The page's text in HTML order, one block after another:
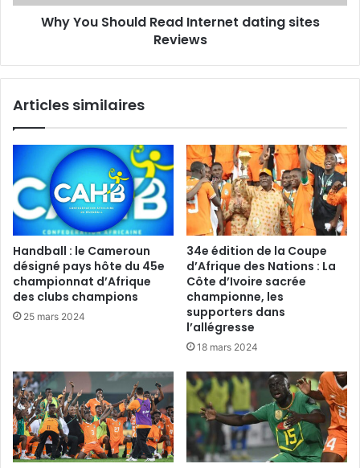
Why You Should Read Internet dating sites
Reviews
Articles similaires
Handball : le Cameroun
désigné pays hôte du 45e
championnat d’Afrique
des clubs champions
25 mars 2024
34e édition de la Coupe
d’Afrique des Nations : La
Côte d’Ivoire sacrée
championne, les
supporters dans
l’allégresse
18 mars 2024